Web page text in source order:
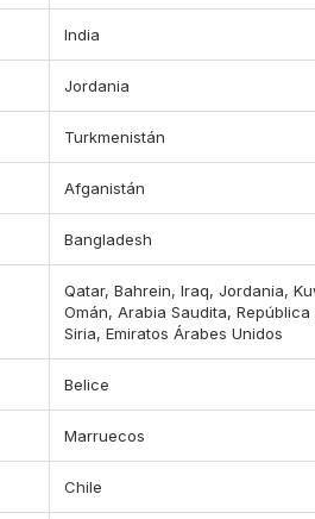
India
Jordania
Turkmenistán
Afganistán
Bangladesh
Qatar, Bahrein, Iraq, Jordania,
Omán, Arabia Saudita, República
Siria, Emiratos Árabes Unidos
Belice
Marruecos
Chile